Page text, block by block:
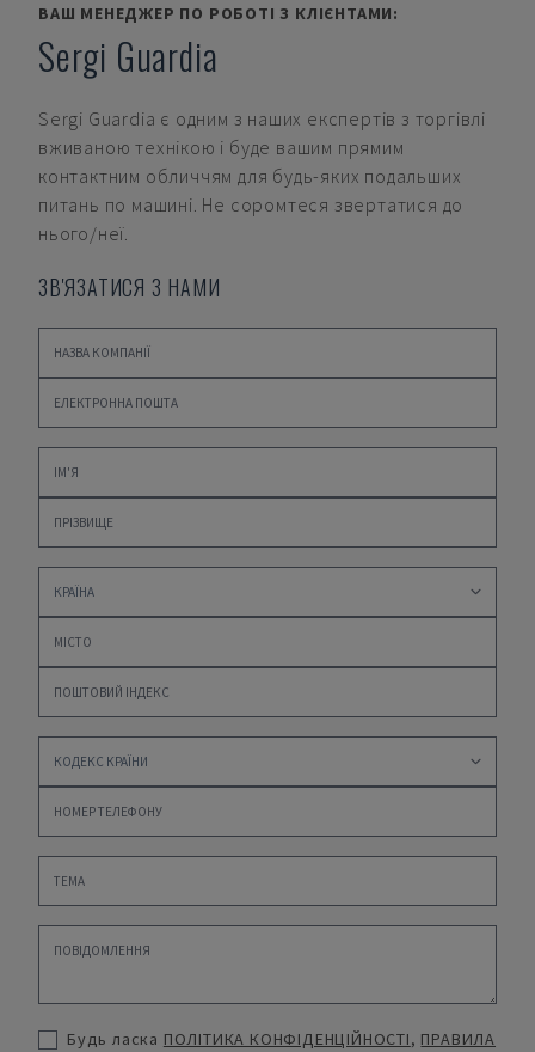
ВАШ МЕНЕДЖЕР ПО РОБОТІ З КЛІЄНТАМИ:
Sergi Guardia
Sergi Guardia є одним з наших експертів з торгівлі
вживаною технікою і буде вашим прямим
контактним обличчям для будь-яких подальших
питань по машині. Не соромтеся звертатися до
нього/неї.
ЗВ'ЯЗАТИСЯ З НАМИ
Будь ласка ПОЛІТИКА КОНФІДЕНЦІЙНОСТІ, ПРАВИЛА